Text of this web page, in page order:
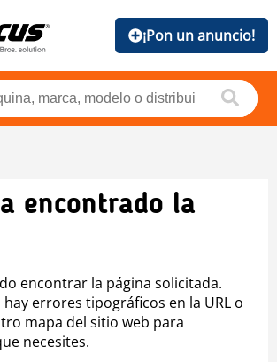
¡Pon un anuncio!
encontrado la
encontrar la página solicitada.
errores tipográficos en la URL o
mapa del sitio web para
necesites.